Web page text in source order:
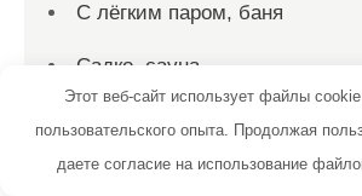
С лёгким паром, баня
Садко, сауна
Салтыковские бани
Сауна, Сауна
Этот веб-сайт использует файлы
пользовательского опыта. Продолжая
даете согласие на использование